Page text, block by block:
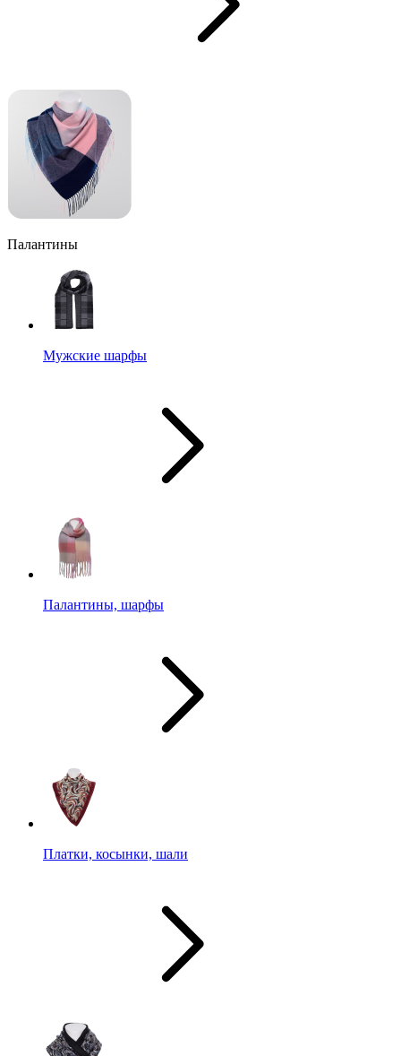
Палантины
Мужские шарфы
Палантины, шарфы
Платки, косынки, шали